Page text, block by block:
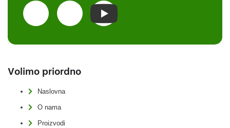
Volimo priordno
Naslovna
O nama
Proizvodi